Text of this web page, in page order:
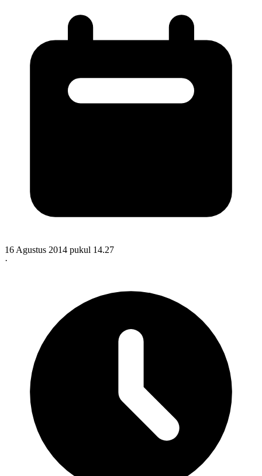
16 Agustus 2014 pukul 14.27
·